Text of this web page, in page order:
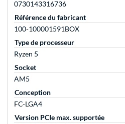
0730143316736
Référence du fabricant
100-100001591BOX
Type de processeur
Ryzen 5
Socket
AM5
Conception
FC-LGA4
Version PCIe max. supportée